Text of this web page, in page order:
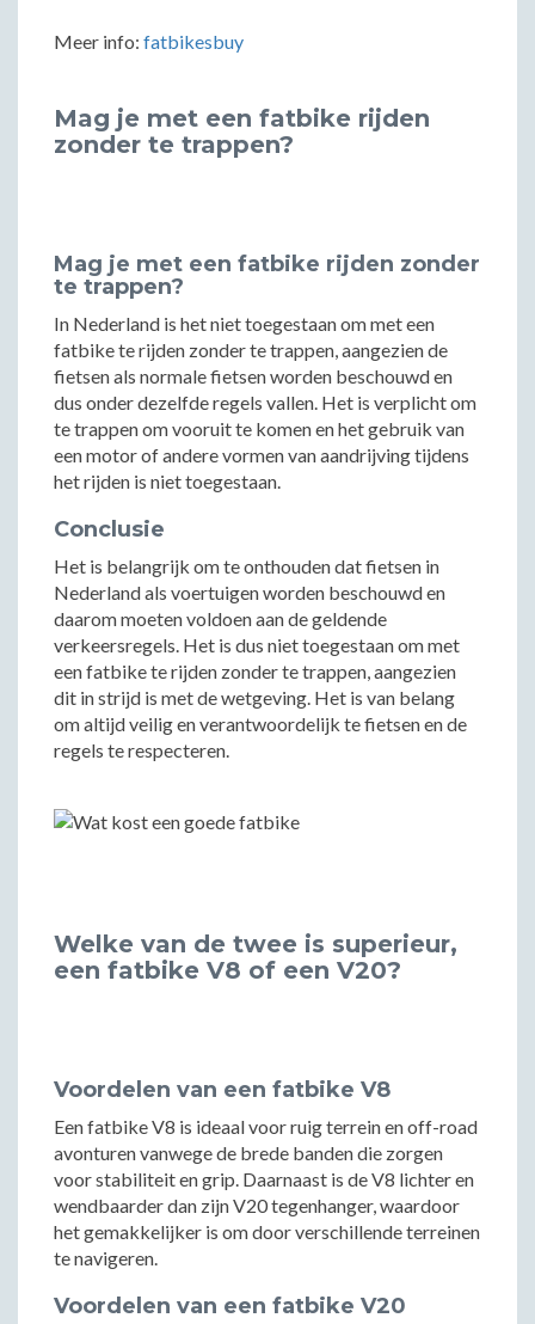
Meer info: fatbikesbuy
Mag je met een fatbike rijden
zonder te trappen?
Mag je met een fatbike rijden zonder
te trappen?
In Nederland is het niet toegestaan om met een
fatbike te rijden zonder te trappen, aangezien de
fietsen als normale fietsen worden beschouwd en
dus onder dezelfde regels vallen. Het is verplicht om
te trappen om vooruit te komen en het gebruik van
een motor of andere vormen van aandrijving tijdens
het rijden is niet toegestaan.
Conclusie
Het is belangrijk om te onthouden dat fietsen in
Nederland als voertuigen worden beschouwd en
daarom moeten voldoen aan de geldende
verkeersregels. Het is dus niet toegestaan om met
een fatbike te rijden zonder te trappen, aangezien
dit in strijd is met de wetgeving. Het is van belang
om altijd veilig en verantwoordelijk te fietsen en de
regels te respecteren.
Welke van de twee is superieur,
een fatbike V8 of een V20?
Voordelen van een fatbike V8
Een fatbike V8 is ideaal voor ruig terrein en off-road
avonturen vanwege de brede banden die zorgen
voor stabiliteit en grip. Daarnaast is de V8 lichter en
wendbaarder dan zijn V20 tegenhanger, waardoor
het gemakkelijker is om door verschillende terreinen
te navigeren.
Voordelen van een fatbike V20